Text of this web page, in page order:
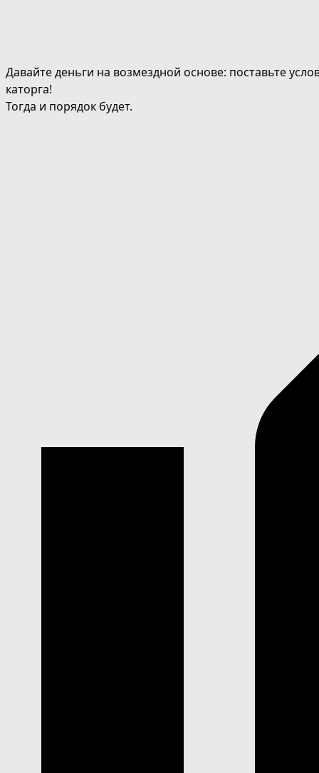
Давайте деньги на возмездной основе: поставьте
каторга!
Тогда и порядок будет.